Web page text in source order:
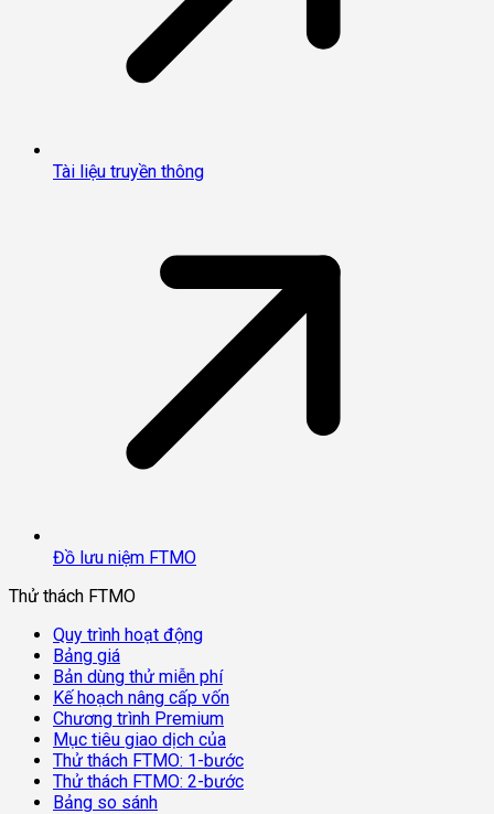
Tài liệu truyền thông
Đồ lưu niệm FTMO
Thử thách FTMO
Quy trình hoạt động
Bảng giá
Bản dùng thử miễn phí
Kế hoạch nâng cấp vốn
Chương trình Premium
Mục tiêu giao dịch của
Thử thách FTMO: 1-bước
Thử thách FTMO: 2-bước
Bảng so sánh